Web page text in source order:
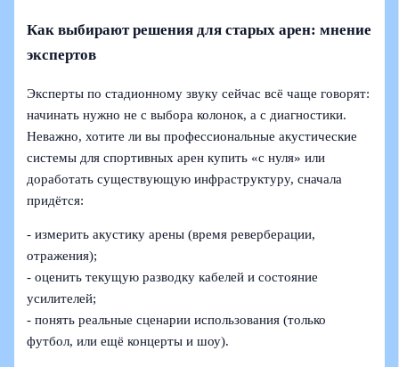
Как выбирают решения для старых арен: мнение
экспертов
Эксперты по стадионному звуку сейчас всё чаще говорят:
начинать нужно не с выбора колонок, а с диагностики.
Неважно, хотите ли вы профессиональные акустические
системы для спортивных арен купить «с нуля» или
доработать существующую инфраструктуру, сначала
придётся:
- измерить акустику арены (время реверберации,
отражения);
- оценить текущую разводку кабелей и состояние
усилителей;
- понять реальные сценарии использования (только
футбол, или ещё концерты и шоу).